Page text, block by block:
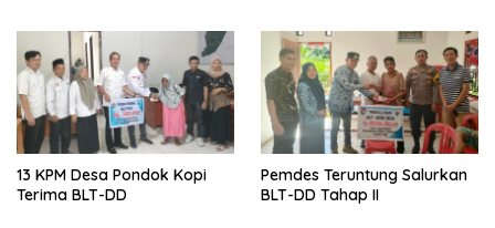
13 KPM Desa Pondok Kopi
Terima BLT-DD
Pemdes Teruntung Salurkan
BLT-DD Tahap II